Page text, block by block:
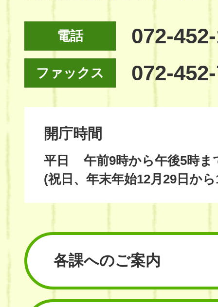
電話 072-
ファックス 072-
開庁時間
平日
午前9時から午後5時ま
(祝日、年末年始12月29日か
各課へのご案内